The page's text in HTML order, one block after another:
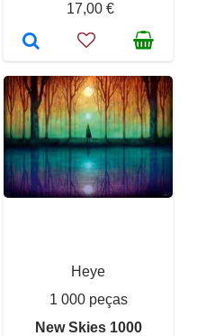
17,00 €
Heye
1 000 peças
New Skies 1000